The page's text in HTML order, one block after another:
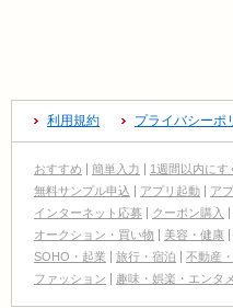
利用規約 プライバシーポ
おすすめ 簡単入力 1週間以内にす
無料サンプル申込
アプリ起動 ア
インターネット応募
クーポン購入
オークション・買い物
美容・健康
SOHO・起業
旅行・宿泊 不動産
ファッション
趣味・娯楽・エンタメ